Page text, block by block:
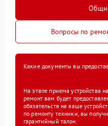
Вопросы по
Какие документы вы
На этапе приема устройства
ремонт вам будет
обязательств на ваше
по ремонту техники, вы
гарантийный талон.